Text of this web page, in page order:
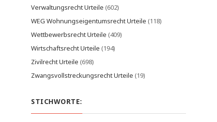
Verwaltungsrecht Urteile (602)
WEG Wohnungseigentumsrecht Urteile (118)
Wettbewerbsrecht Urteile (409)
Wirtschaftsrecht Urteile (194)
Zivilrecht Urteile (698)
Zwangsvollstreckungsrecht Urteile (19)
STICHWORTE: